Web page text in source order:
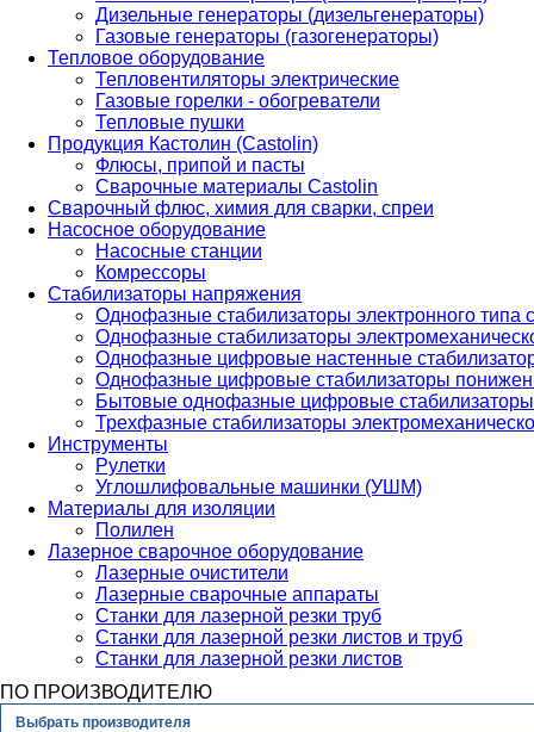
Дизельные генераторы (дизельгенераторы)
Газовые генераторы (газогенераторы)
Тепловое оборудование
Тепловентиляторы электрические
Газовые горелки - обогреватели
Тепловые пушки
Продукция Кастолин (Castolin)
Флюсы, припой и пасты
Сварочные материалы Castolin
Сварочный флюс, химия для сварки, спреи
Насосное оборудование
Насосные станции
Комрессоры
Стабилизаторы напряжения
Однофазные стабилизаторы электронного
Однофазные стабилизаторы
Однофазные цифровые настенные
Однофазные цифровые стабилизаторы
Бытовые однофазные цифровые стабилизаторы
Трехфазные стабилизаторы
Инструменты
Рулетки
Углошлифовальные машинки (УШМ)
Материалы для изоляции
Полилен
Лазерное сварочное оборудование
Лазерные очистители
Лазерные сварочные аппараты
Станки для лазерной резки труб
Станки для лазерной резки листов и труб
Станки для лазерной резки листов
ПО ПРОИЗВОДИТЕЛЮ
Выбрать производителя